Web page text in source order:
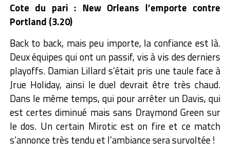
Cote du pari : New Orleans l’emporte contre
Portland (3.20)
Back to back, mais peu importe, la confiance est là.
Deux équipes qui ont un passif, vis à vis des derniers
playoffs. Damian Lillard s’était pris une taule face à
Jrue Holiday, ainsi le duel devrait être très chaud.
Dans le même temps, qui pour arrêter un Davis, qui
est certes diminué mais sans Draymond Green sur
le dos. Un certain Mirotic est on fire et ce match
s’annonce très tendu et l’ambiance sera survoltée !